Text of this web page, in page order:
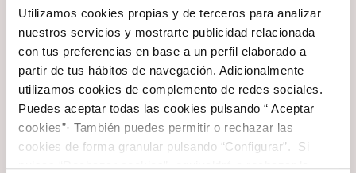
Utilizamos cookies propias y de terceros para analizar
nuestros servicios y mostrarte publicidad relacionada
con tus preferencias en base a un perfil elaborado a
partir de tus hábitos de navegación. Adicionalmente
utilizamos cookies de complemento de redes sociales.
Puedes aceptar todas las cookies pulsando “ Aceptar
cookies”· También puedes permitir o rechazar las
cookies de forma granular pulsando “Configurar”. Si
pulsas “Rechazar cookies”, equivaldrá a rechazar la
por sector
I+D+i
APP
Labaqua
Sobre
Labaqua
Contacto
Solicitar
Resolvemos tus dudas sobre muestreopasivo e
integrativoy cómo detectar microcontaminantes en
agua de forma precisa.
¿Qué es el muestreo pasivo?